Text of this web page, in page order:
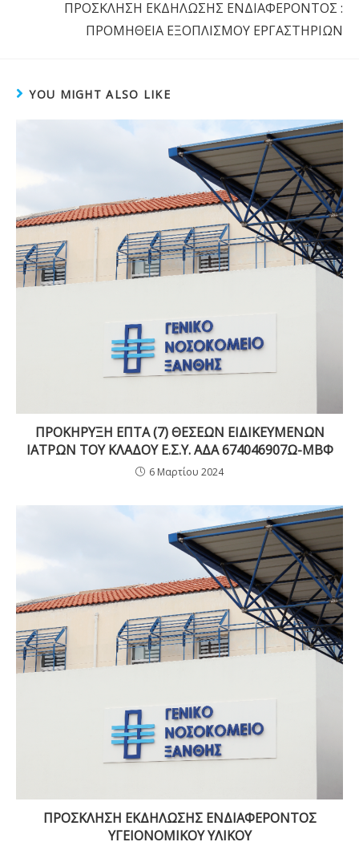
ΠΡΟΣΚΛΗΣΗ ΕΚΔΗΛΩΣΗΣ ΕΝΔΙΑΦΕΡΟΝΤΟΣ :
ΠΡΟΜΗΘΕΙΑ ΕΞΟΠΛΙΣΜΟΥ ΕΡΓΑΣΤΗΡΙΩΝ
YOU MIGHT ALSO LIKE
ΠΡΟΚΗΡΥΞΗ ΕΠΤΑ (7) ΘΕΣΕΩΝ ΕΙΔΙΚΕΥΜΕΝΩΝ
ΙΑΤΡΩΝ ΤΟΥ ΚΛΑΔΟΥ Ε.Σ.Υ. ΑΔΑ 674046907Ω-ΜΒΦ
6 Μαρτίου 2024
ΠΡΟΣΚΛΗΣΗ ΕΚΔΗΛΩΣΗΣ ΕΝΔΙΑΦΕΡΟΝΤΟΣ
ΥΓΕΙΟΝΟΜΙΚΟΥ ΥΛΙΚΟΥ